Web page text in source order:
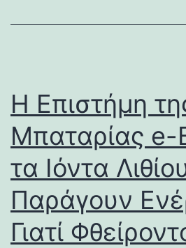
Η Επιστήμη
Μπαταρίας
τα Ιόντα
Παράγουν
Γιατί